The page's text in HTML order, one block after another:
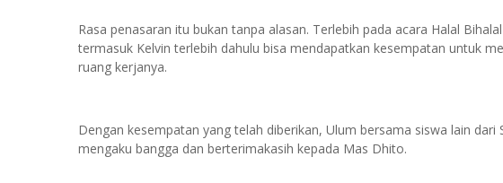
Rasa penasaran itu bukan tanpa alasan. Terlebih pada acara Halal
termasuk Kelvin terlebih dahulu bisa mendapatkan kesempatan untuk
ruang kerjanya.
Dengan kesempatan yang telah diberikan, Ulum bersama siswa lain
mengaku bangga dan berterimakasih kepada Mas Dhito.